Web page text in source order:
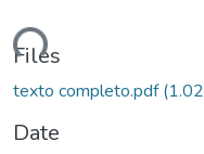
Files
texto completo.pdf
Date